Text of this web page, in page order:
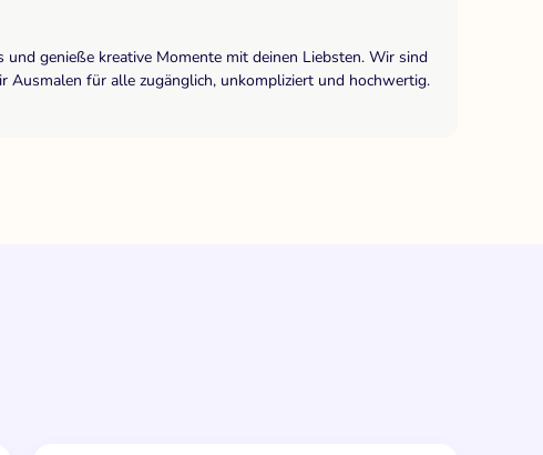
genieße kreative Momente mit deinen Liebsten. Wir sind
Ausmalen für alle zugänglich, unkompliziert und hochwertig.